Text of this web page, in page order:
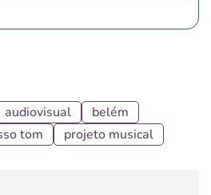
audiovisual
belém
tom projeto musical